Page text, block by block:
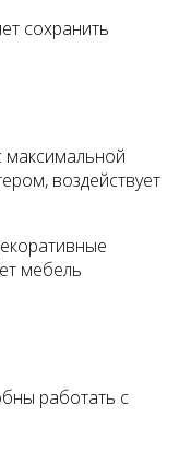
сохранить
максимальной
воздействует
мебель
работать с